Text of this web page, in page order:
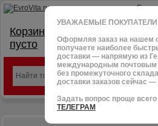
Корзина:
пусто
УВАЖАЕМЫЕ
Оформляя заказ на нашем
получаете наиболее
доставки — напрямую из
международным почтовым
без промежуточного
доставки заказов сейчас
Задать вопрос проще всего
ТЕЛЕГРАМ